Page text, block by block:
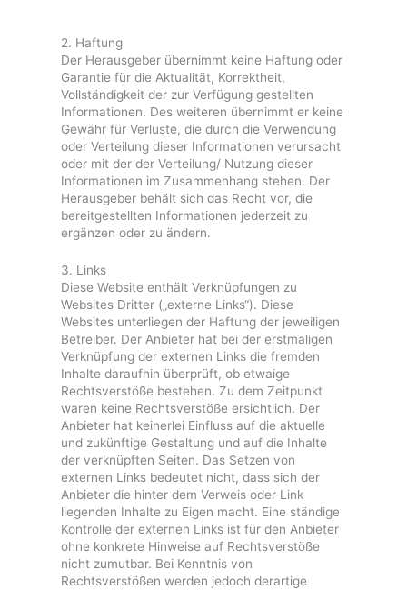
2. Haftung
Der Herausgeber übernimmt keine Haftung oder
Garantie für die Aktualität, Korrektheit,
Vollständigkeit der zur Verfügung gestellten
Informationen. Des weiteren übernimmt er keine
Gewähr für Verluste, die durch die Verwendung
oder Verteilung dieser Informationen verursacht
oder mit der der Verteilung/ Nutzung dieser
Informationen im Zusammenhang stehen. Der
Herausgeber behält sich das Recht vor, die
bereitgestellten Informationen jederzeit zu
ergänzen oder zu ändern.
3. Links
Diese Website enthält Verknüpfungen zu
Websites Dritter („externe Links“). Diese
Websites unterliegen der Haftung der jeweiligen
Betreiber. Der Anbieter hat bei der erstmaligen
Verknüpfung der externen Links die fremden
Inhalte daraufhin überprüft, ob etwaige
Rechtsverstöße bestehen. Zu dem Zeitpunkt
waren keine Rechtsverstöße ersichtlich. Der
Anbieter hat keinerlei Einfluss auf die aktuelle
und zukünftige Gestaltung und auf die Inhalte
der verknüpften Seiten. Das Setzen von
externen Links bedeutet nicht, dass sich der
Anbieter die hinter dem Verweis oder Link
liegenden Inhalte zu Eigen macht. Eine ständige
Kontrolle der externen Links ist für den Anbieter
ohne konkrete Hinweise auf Rechtsverstöße
nicht zumutbar. Bei Kenntnis von
Rechtsverstößen werden jedoch derartige